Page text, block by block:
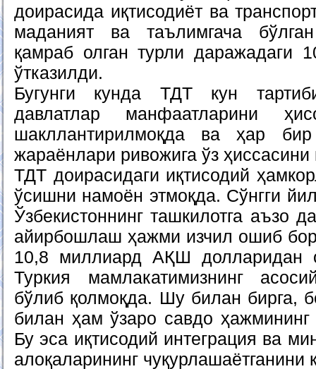
доирасида иқтисодиёт ва
маданият ва таълимгача
қамраб олган турли даражадаги
ўтказилди.
Бугунги кунда ТДТ кун
давлатлар манфаатларини
шакллантирилмоқда ва ҳар бир
жараёнлари ривожига ўз
ТДТ доирасидаги иқтисодий
ўсишни намоён этмоқда. Сўнгги
Ўзбекистоннинг ташкилотга аъзо
айирбошлаш ҳажми изчил ошиб
10,8 миллиард АҚШ долларидан
Туркия мамлакатимизнинг
бўлиб қолмоқда. Шу билан бирга,
билан ҳам ўзаро савдо ҳажмининг
Бу эса иқтисодий интеграция ва
алоқаларининг чуқурлашаётганини